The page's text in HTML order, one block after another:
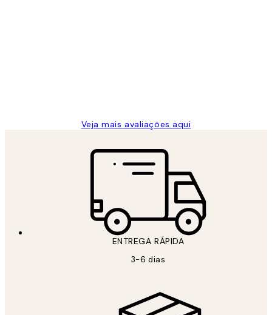
Veja mais avaliações aqui
ENTREGA RÁPIDA
3-6 dias